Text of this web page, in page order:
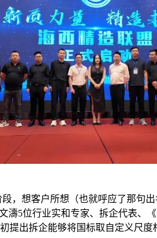
想客户所想（也就呼应了那句
5位行业实和专家、拆企代表、
提出拆企能够将国标取自定义尺度